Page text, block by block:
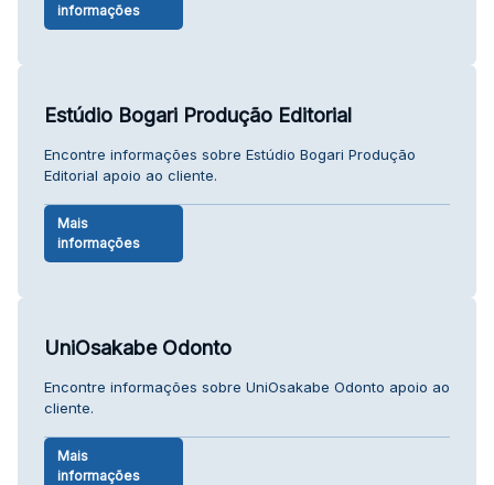
informações
Estúdio Bogari Produção Editorial
Encontre informações sobre Estúdio Bogari Produção
Editorial apoio ao cliente.
Mais
informações
UniOsakabe Odonto
Encontre informações sobre UniOsakabe Odonto apoio ao
cliente.
Mais
informações